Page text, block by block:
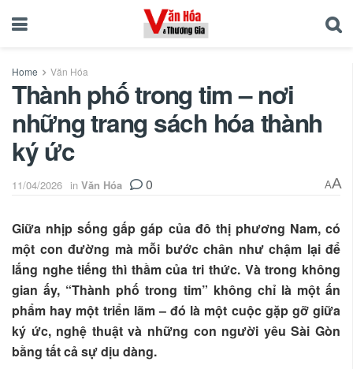
Home Văn Hóa
Thành phố trong tim – nơi
những trang sách hóa thành
ký ức
11/04/2026 in Văn Hóa 0 AA
Giữa nhịp sống gấp gáp của đô thị phương Nam, có
một con đường mà mỗi bước chân như chậm lại để
lắng nghe tiếng thì thầm của tri thức. Và trong không
gian ấy, “Thành phố trong tim” không chỉ là một ấn
phẩm hay một triển lãm – đó là một cuộc gặp gỡ giữa
ký ức, nghệ thuật và những con người yêu Sài Gòn
bằng tất cả sự dịu dàng.